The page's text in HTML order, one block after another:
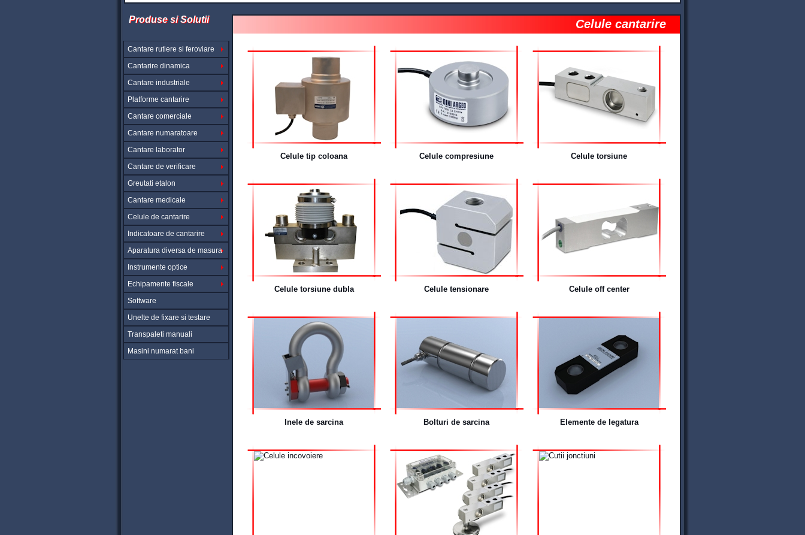
Produse si Solutii
Cantare rutiere si feroviare
Cantarire dinamica
Cantare industriale
Platforme cantarire
Cantare comerciale
Cantare numaratoare
Cantare laborator
Cantare de verificare
Greutati etalon
Cantare medicale
Celule de cantarire
Indicatoare de cantarire
Aparatura diversa de masura
Instrumente optice
Echipamente fiscale
Software
Unelte de fixare si testare
Transpaleti manuali
Masini numarat bani
Celule cantarire
Celule tip coloana Celule compresiune Celule torsiune
Celule torsiune dubla Celule tensionare Celule off center
Inele de sarcina Bolturi de sarcina Elemente de legatura